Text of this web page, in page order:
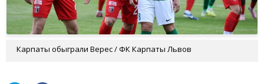
Карпаты обыграли Верес / ФК Карпаты Львов